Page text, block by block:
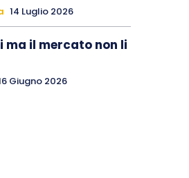
14 Luglio 2026
ma il mercato non li
Giugno 2026